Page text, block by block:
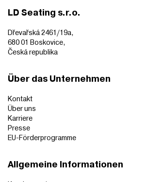
LD Seating s.r.o.
Dřevařská 2461/19a,
680 01 Boskovice,
Česká republika
Über das Unternehmen
Kontakt
Über uns
Karriere
Presse
EU-Förderprogramme
Allgemeine Informationen